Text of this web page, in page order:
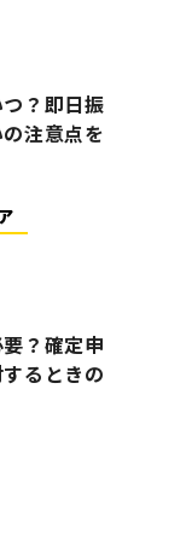
つ？即日振
注意点を
？確定申
るときの